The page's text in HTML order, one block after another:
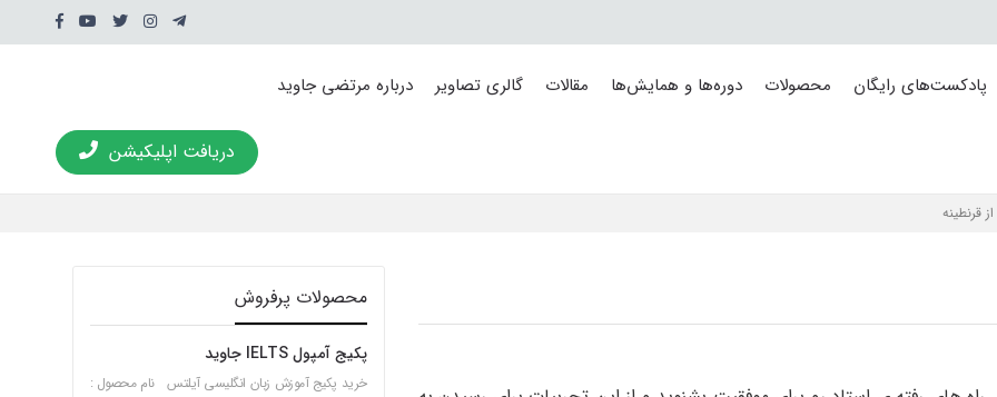
پادکست‌های رایگان محصولات دوره‌ها و همایش‌ها مقالات گالری تصاویر درباره مرتضی جاوید
دریافت اپلیکیشن
قرنطینه
محصولات پرفروش
پکیج آمپول IELTS جاوید
خرید پکیج آموزش زبان انگلیسی آیلتس نام محصول :